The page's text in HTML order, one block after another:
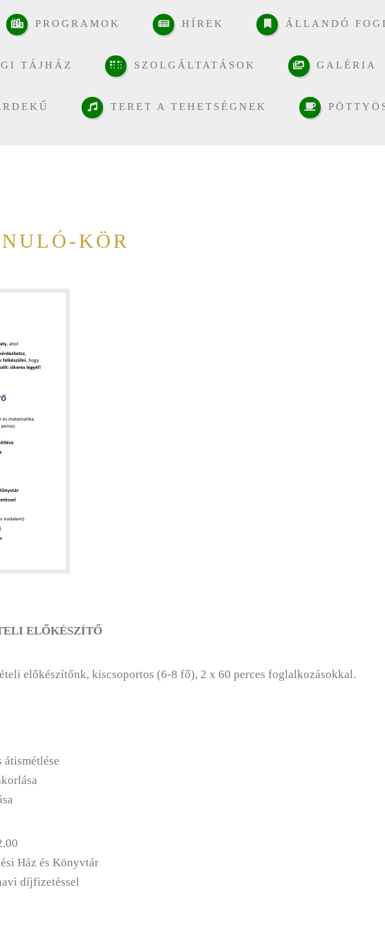
PROGRAMOK HÍREK ÁLLANDÓ
TÁJHÁZ SZOLGÁLTATÁSOK GALÉRIA
TERET A TEHETSÉGNEK
KÖR
ELŐKÉSZÍTŐ
előkészítőnk, kiscsoportos (6-8 fő), 2 x 60 perces foglalkozásokkal.
átismétlése
Ház és Könyvtár
díjfizetéssel